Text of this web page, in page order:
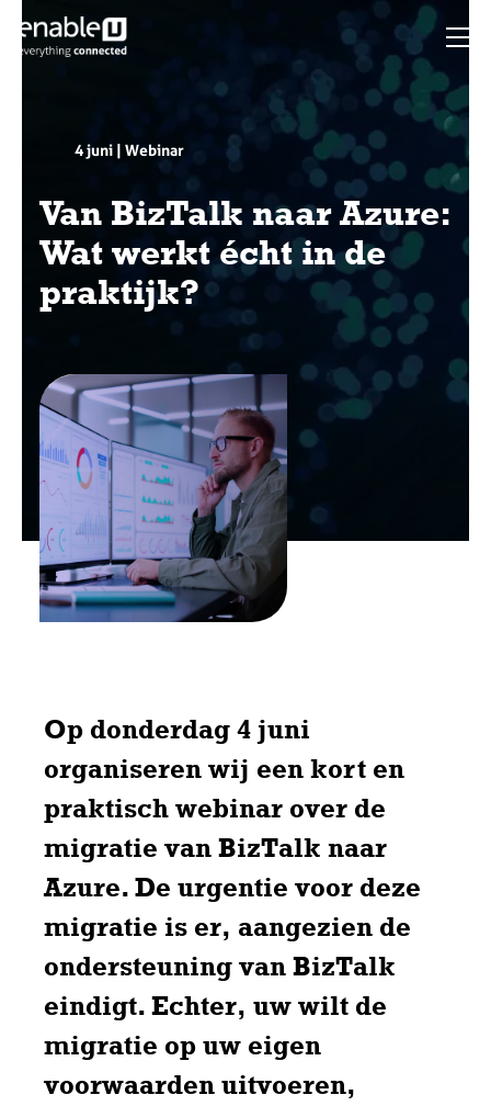
4 juni | Webinar
Van BizTalk naar Azure:
Wat werkt écht in de
praktijk?
Op donderdag 4 juni
organiseren wij een kort en
praktisch webinar over de
migratie van BizTalk naar
Azure. De urgentie voor deze
migratie is er, aangezien de
ondersteuning van BizTalk
eindigt. Echter, uw wilt de
migratie op uw eigen
voorwaarden uitvoeren,